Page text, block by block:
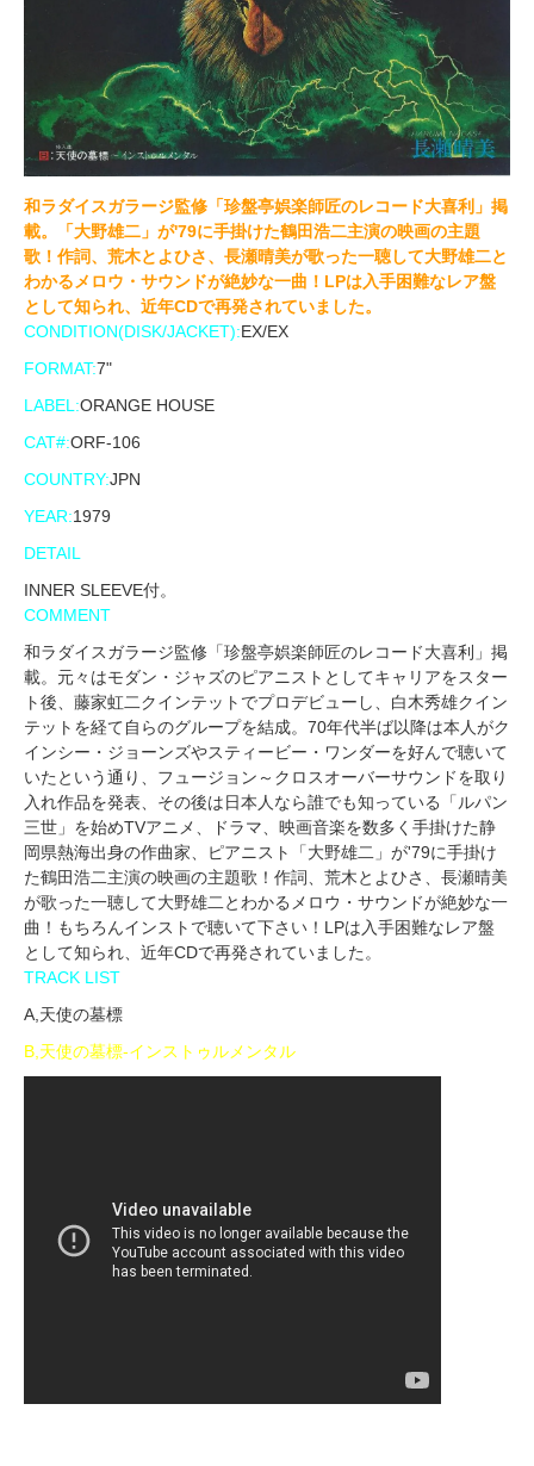
和ラダイスガラージ監修「珍盤亭娯楽師匠のレコード大喜利」掲
載。「大野雄二」が'79に手掛けた鶴田浩二主演の映画の主題
歌！作詞、荒木とよひさ、長瀬晴美が歌った一聴して大野雄二と
わかるメロウ・サウンドが絶妙な一曲！LPは入手困難なレア盤
として知られ、近年CDで再発されていました。
CONDITION(DISK/JACKET):EX/EX
FORMAT:7"
LABEL:ORANGE HOUSE
CAT#:ORF-106
COUNTRY:JPN
YEAR:1979
DETAIL
INNER SLEEVE付。
COMMENT
和ラダイスガラージ監修「珍盤亭娯楽師匠のレコード大喜利」掲
載。元々はモダン・ジャズのピアニストとしてキャリアをスター
ト後、藤家虹二クインテットでプロデビューし、白木秀雄クイン
テットを経て自らのグループを結成。70年代半ば以降は本人がク
インシー・ジョーンズやスティービー・ワンダーを好んで聴いて
いたという通り、フュージョン～クロスオーバーサウンドを取り
入れ作品を発表、その後は日本人なら誰でも知っている「ルパン
三世」を始めTVアニメ、ドラマ、映画音楽を数多く手掛けた静
岡県熱海出身の作曲家、ピアニスト「大野雄二」が'79に手掛け
た鶴田浩二主演の映画の主題歌！作詞、荒木とよひさ、長瀬晴美
が歌った一聴して大野雄二とわかるメロウ・サウンドが絶妙な一
曲！もちろんインストで聴いて下さい！LPは入手困難なレア盤
として知られ、近年CDで再発されていました。
TRACK LIST
A,天使の墓標
B,天使の墓標-インストゥルメンタル